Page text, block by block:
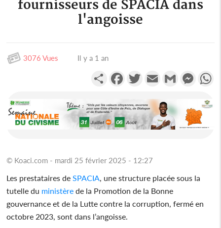
fournisseurs de SPACIA dans
l'angoisse
3076 Vues Il y a 1 an
PartagerFacebookTwitterEmail Gmail
© Koaci.com - mardi 25 février 2025 - 12:27
Les prestataires deSPACIA, une structure placée sous la
tutelle du ministère de la Promotion de la Bonne
gouvernance et de la Lutte contre la corruption, fermé en
octobre 2023, sont dans l’angoisse.